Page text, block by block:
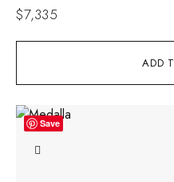
ADD
$7,335
Save